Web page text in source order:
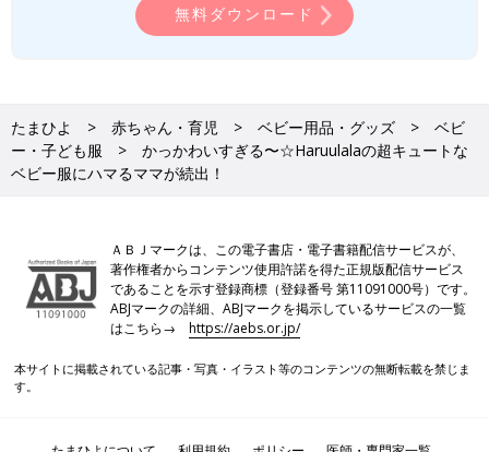
無料ダウンロード
たまひよ 赤ちゃん・育児 ベビー用品・グッズ
ベビ
ー・子ども服
かっかわいすぎる〜☆Haruulalaの超キュートな
ベビー服にハマるママが続出！
ＡＢＪマークは、この電子書店・電子書籍配信サービスが、
著作権者からコンテンツ使用許諾を得た正規版配信サービス
であることを示す登録商標（登録番号 第11091000号）です。
ABJマークの詳細、ABJマークを掲示しているサービスの一覧
はこちら→https://aebs.or.jp/
本サイトに掲載されている記事・写真・イラスト等のコンテンツの無断転載を禁じま
す。